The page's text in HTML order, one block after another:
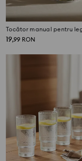
Tocător manual pentru
19,99 RON